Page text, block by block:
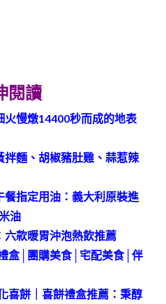
閱讀
慢燉14400秒而成的地表
麵、胡椒豬肚雞、蒜惹辣
指定用油：義大利原裝進
油
款暖胃沖泡熱飲推薦
盒│團購美食│宅配美食│伴
喜餅｜喜餅禮盒推薦：秉醇